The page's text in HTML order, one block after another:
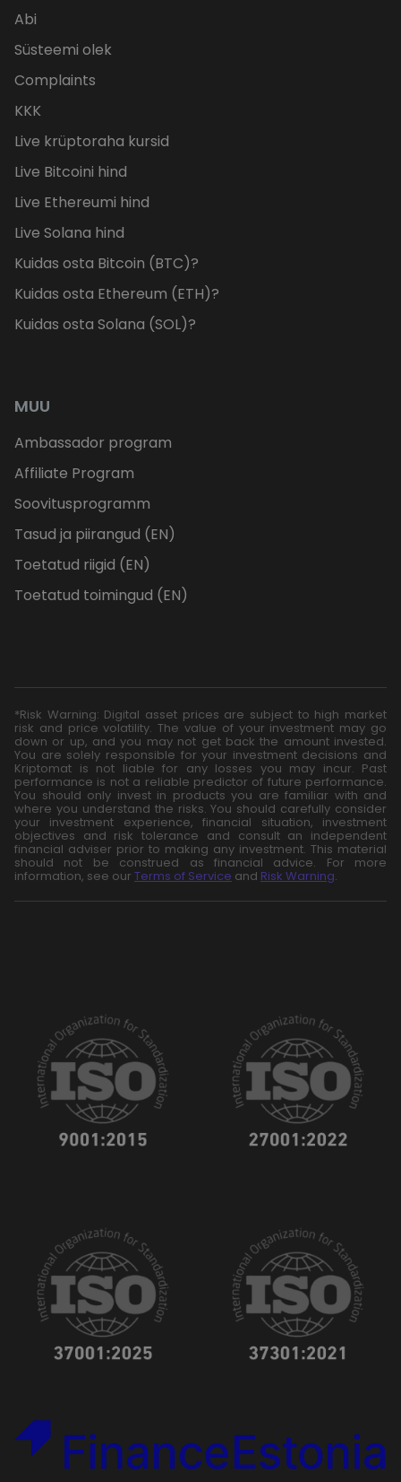
Abi
Süsteemi olek
Complaints
KKK
Live krüptoraha kursid
Live Bitcoini hind
Live Ethereumi hind
Live Solana hind
Kuidas osta Bitcoin (BTC)?
Kuidas osta Ethereum (ETH)?
Kuidas osta Solana (SOL)?
MUU
Ambassador program
Affiliate Program
Soovitusprogramm
Tasud ja piirangud (EN)
Toetatud riigid (EN)
Toetatud toimingud (EN)
*Risk Warning: Digital asset prices are subject to high market
risk and price volatility. The value of your investment may go
down or up, and you may not get back the amount invested.
You are solely responsible for your investment decisions and
Kriptomat is not liable for any losses you may incur. Past
performance is not a reliable predictor of future performance.
You should only invest in products you are familiar with and
where you understand the risks. You should carefully consider
your investment experience, financial situation, investment
objectives and risk tolerance and consult an independent
financial adviser prior to making any investment. This material
should not be construed as financial advice. For more
information, see our Terms of Service and Risk Warning.